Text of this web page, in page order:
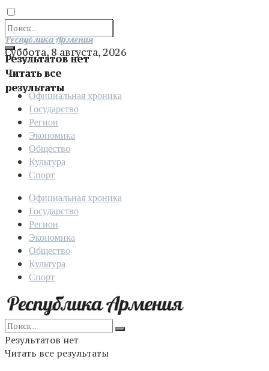
Результатов нет
Читать все
результаты
Отправить
Республика Армения
Суббота, 8 августа, 2026
Официальная хроника
Государство
Регион
Экономика
Общество
Культура
Спорт
Официальная хроника
Государство
Регион
Экономика
Общество
Культура
Спорт
Результатов нет
Читать все результаты